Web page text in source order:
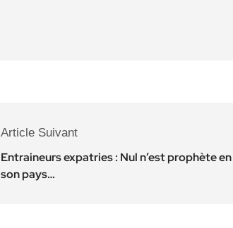
Article Suivant
Entraineurs expatries : Nul n’est prophète en
son pays…